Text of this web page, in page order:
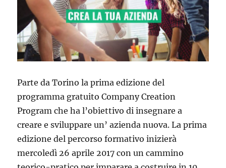
Parte da Torino la prima edizione del
programma gratuito Company Creation
Program che ha l’obiettivo di insegnare a
creare e sviluppare un’ azienda nuova. La prima
edizione delpercorso formativo inizierà
mercoledì 26 aprile 2017 con un cammino